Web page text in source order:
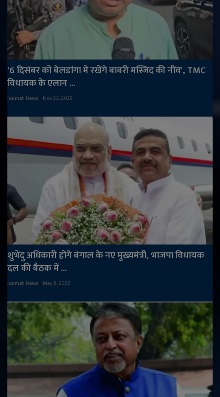
'6 दिसंबर को बेलडांगा में रखेंगे बाबरी मस्जिद की नींव', TMC
विधायक के एलान ...
Janmat News Nov 22, 2025
शुभेंदु अधिकारी होंगे बंगाल के नए मुख्यमंत्री, भाजपा विधायक
दल की बैठक में ...
Janmat News May 8, 2026